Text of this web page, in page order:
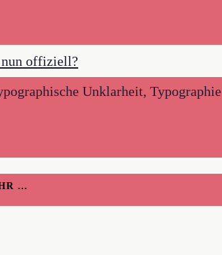
Unklarheit, Typographie
…